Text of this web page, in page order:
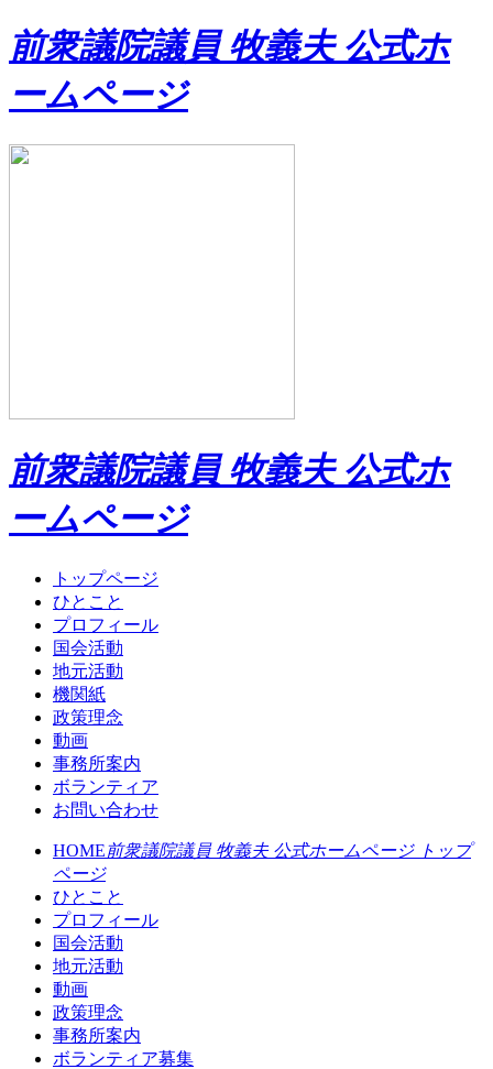
前衆議院議員 牧義夫 公式ホ
ームページ
前衆議院議員 牧義夫 公式ホ
ームページ
トップページ
ひとこと
プロフィール
国会活動
地元活動
機関紙
政策理念
動画
事務所案内
ボランティア
お問い合わせ
HOME前衆議院議員 牧義夫 公式ホームページ トップ
ページ
ひとこと
プロフィール
国会活動
地元活動
動画
政策理念
事務所案内
ボランティア募集